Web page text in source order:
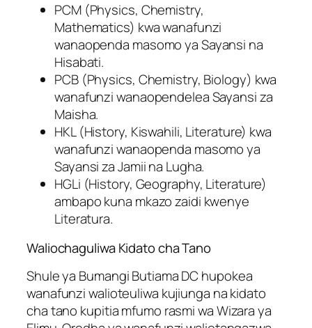
PCM (Physics, Chemistry,
Mathematics) kwa wanafunzi
wanaopenda masomo ya Sayansi na
Hisabati.
PCB (Physics, Chemistry, Biology) kwa
wanafunzi wanaopendelea Sayansi za
Maisha.
HKL (History, Kiswahili, Literature) kwa
wanafunzi wanaopenda masomo ya
Sayansi za Jamii na Lugha.
HGLi (History, Geography, Literature)
ambapo kuna mkazo zaidi kwenye
Literatura.
Waliochaguliwa Kidato cha Tano
Shule ya Bumangi Butiama DC hupokea
wanafunzi walioteuliwa kujiunga na kidato
cha tano kupitia mfumo rasmi wa Wizara ya